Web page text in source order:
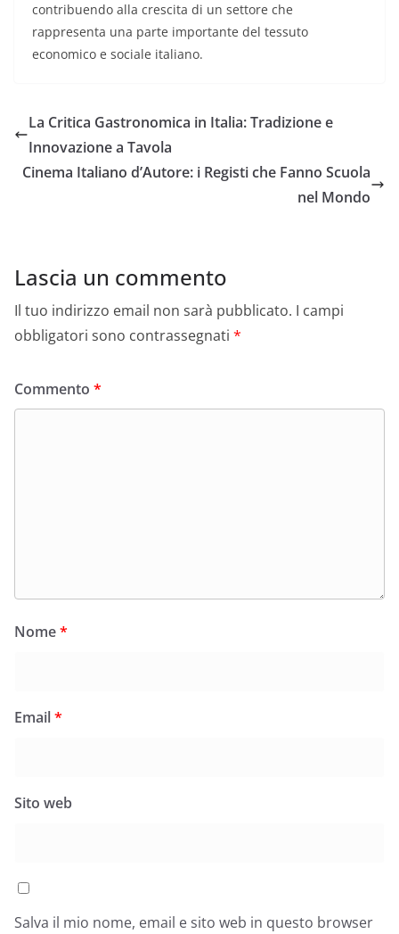
contribuendo alla crescita di un settore che
rappresenta una parte importante del tessuto
economico e sociale italiano.
La Critica Gastronomica in Italia: Tradizione e
Innovazione a Tavola
Cinema Italiano d’Autore: i Registi che Fanno Scuola
nel Mondo
Lascia un commento
Il tuo indirizzo email non sarà pubblicato. I campi
obbligatori sono contrassegnati *
Commento *
Nome*
Email*
Sito web
Salva il mio nome, email e sito web in questo browser